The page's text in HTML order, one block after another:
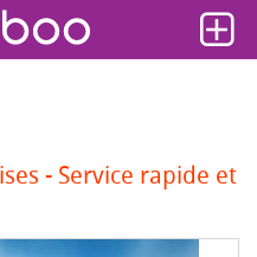
- Service rapide et